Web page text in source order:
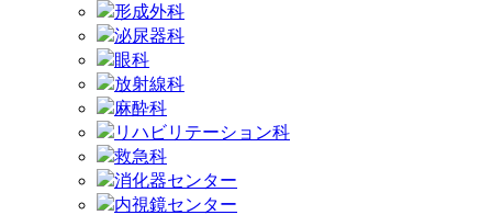
形成外科
泌尿器科
眼科
放射線科
麻酔科
リハビリテーション科
救急科
消化器センター
内視鏡センター